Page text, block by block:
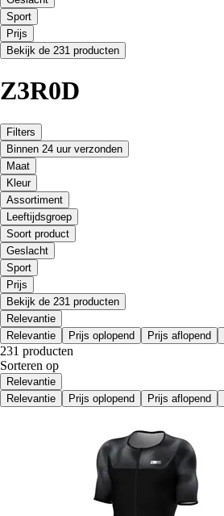
Sport
Prijs
Bekijk de 231 producten
Z3R0D
Filters
Binnen 24 uur verzonden
Maat
Kleur
Assortiment
Leeftijdsgroep
Soort product
Geslacht
Sport
Prijs
Bekijk de 231 producten
Relevantie
Relevantie
Prijs oplopend Prijs aflopend
231 producten
Sorteren op
Relevantie
Relevantie
Prijs oplopend Prijs aflopend